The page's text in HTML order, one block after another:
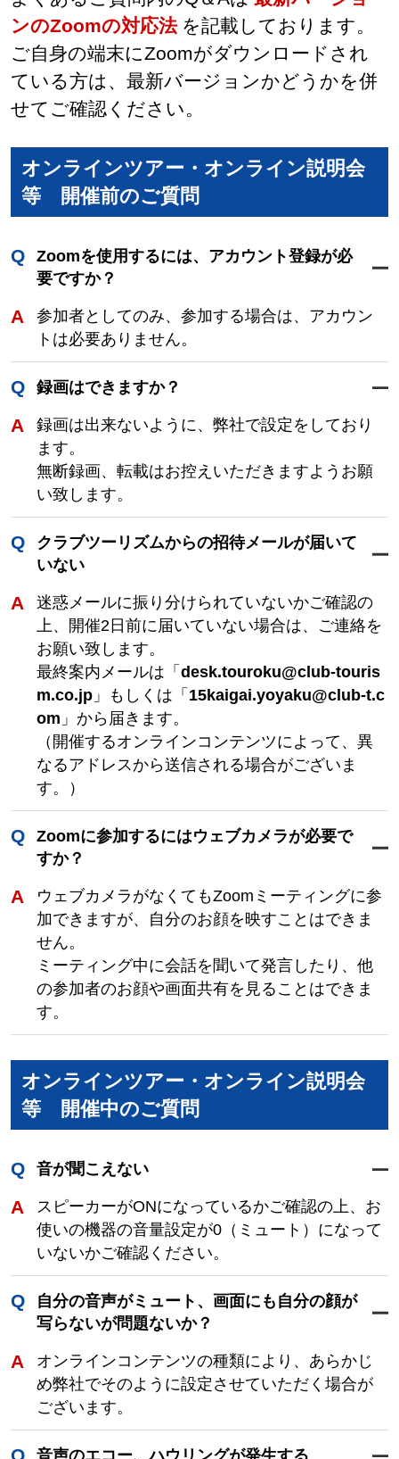
ンのZoomの対応法 を記載しております。
ご自身の端末にZoomがダウンロードされ
ている方は、最新バージョンかどうかを併
せてご確認ください。
オンラインツアー・オンライン説明会
等 開催前のご質問
Zoomを使用するには、アカウント登録が必
要ですか？
参加者としてのみ、参加する場合は、アカウン
トは必要ありません。
録画はできますか？
録画は出来ないように、弊社で設定をしており
ます。
無断録画、転載はお控えいただきますようお願
い致します。
クラブツーリズムからの招待メールが届いて
いない
迷惑メールに振り分けられていないかご確認の
上、開催2日前に届いていない場合は、ご連絡を
お願い致します。
最終案内メールは「 desk.touroku@club-touris
m.co.jp」もしくは「 15kaigai.yoyaku@club-t.c
om 」から届きます。
（開催するオンラインコンテンツによって、異
なるアドレスから送信される場合がございま
す。）
Zoomに参加するにはウェブカメラが必要で
すか？
ウェブカメラがなくてもZoomミーティングに参
加できますが、自分のお顔を映すことはできま
せん。
ミーティング中に会話を聞いて発言したり、他
の参加者のお顔や画面共有を見ることはできま
す。
オンラインツアー・オンライン説明会
等 開催中のご質問
音が聞こえない
スピーカーがONになっているかご確認の上、お
使いの機器の音量設定が0（ミュート）になって
いないかご確認ください。
自分の音声がミュート、画面にも自分の顔が
写らないが問題ないか？
オンラインコンテンツの種類により、あらかじ
め弊社でそのように設定させていただく場合が
ございます。